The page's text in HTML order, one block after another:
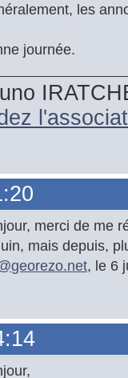
les
journée.
merci de me
mais depuis,
georezo.net, le 6